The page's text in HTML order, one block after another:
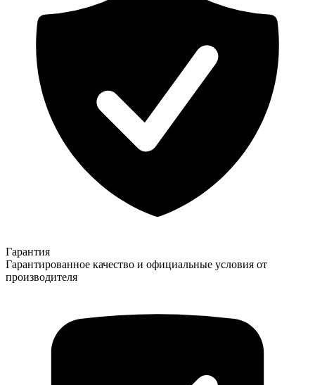
Гарантия
Гарантированное качество и официальные условия от
производителя